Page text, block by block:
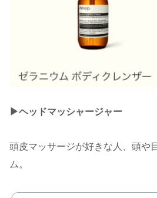
▶︎ヘッドマッシャージャー
頭皮マッサージが好きな人、頭や
ム。